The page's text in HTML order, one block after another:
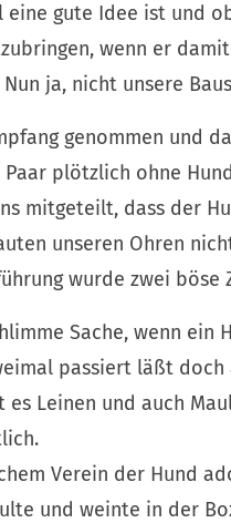
gute Idee ist und
wenn er
ja, nicht unsere
genommen und
plötzlich ohne
mitgeteilt, dass der
unseren Ohren
wurde zwei
Sache, wenn ein
passiert läßt
Leinen und auch
Verein der Hund
und weinte in der